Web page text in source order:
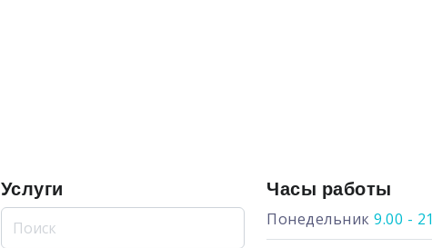
Услуги Часы работы
Понедельник 9.00 -